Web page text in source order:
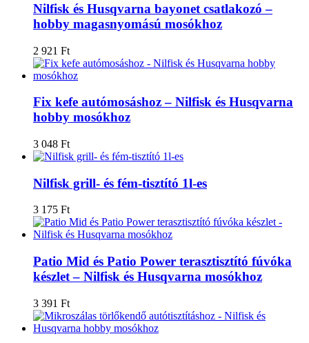
Nilfisk és Husqvarna bayonet csatlakozó –
hobby magasnyomású mosókhoz
2 921 Ft
Fix kefe autómosáshoz – Nilfisk és Husqvarna
hobby mosókhoz
3 048 Ft
Nilfisk grill- és fém-tisztító 1l-es
3 175 Ft
Patio Mid és Patio Power terasztisztító fúvóka
készlet – Nilfisk és Husqvarna mosókhoz
3 391 Ft